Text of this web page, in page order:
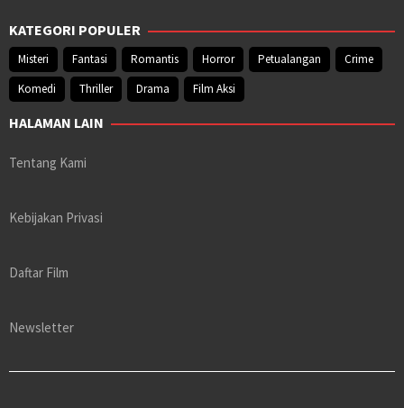
KATEGORI POPULER
Misteri Fantasi Romantis Horror Petualangan
Crime
Komedi
Thriller Drama Film Aksi
HALAMAN LAIN
Tentang Kami
Kebijakan Privasi
Daftar Film
Newsletter